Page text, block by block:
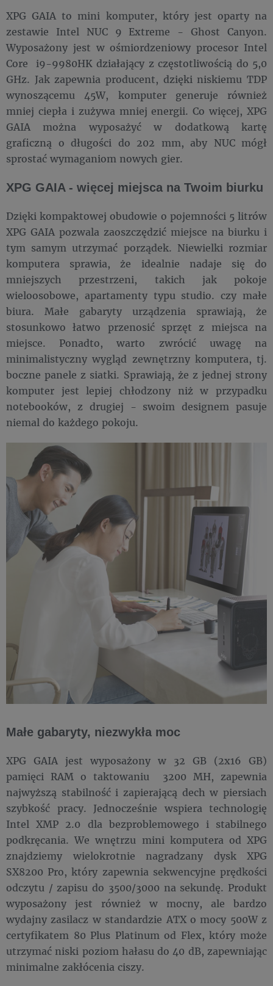
XPG GAIA to mini komputer, który jest oparty na
zestawie Intel NUC 9 Extreme - Ghost Canyon.
Wyposażony jest w ośmiordzeniowy procesor Intel
Core i9-9980HK działający z częstotliwością do 5,0
GHz. Jak zapewnia producent, dzięki niskiemu TDP
wynoszącemu 45W, komputer generuje również
mniej ciepła i zużywa mniej energii. Co więcej, XPG
GAIA można wyposażyć w dodatkową kartę
graficzną o długości do 202 mm, aby NUC mógł
sprostać wymaganiom nowych gier.
XPG GAIA - więcej miejsca na Twoim biurku
Dzięki kompaktowej obudowie o pojemności 5 litrów
XPG GAIA pozwala zaoszczędzić miejsce na biurku i
tym samym utrzymać porządek. Niewielki rozmiar
komputera sprawia, że idealnie nadaje się do
mniejszych przestrzeni, takich jak pokoje
wieloosobowe, apartamenty typu studio. czy małe
biura. Małe gabaryty urządzenia sprawiają, że
stosunkowo łatwo przenosić sprzęt z miejsca na
miejsce. Ponadto, warto zwrócić uwagę na
minimalistyczny wygląd zewnętrzny komputera, tj.
boczne panele z siatki. Sprawiają, że z jednej strony
komputer jest lepiej chłodzony niż w przypadku
notebooków, z drugiej - swoim designem pasuje
niemal do każdego pokoju.
Małe gabaryty, niezwykła moc
XPG GAIA jest wyposażony w 32 GB (2x16 GB)
pamięci RAM o taktowaniu 3200 MH, zapewnia
najwyższą stabilność i zapierającą dech w piersiach
szybkość pracy. Jednocześnie wspiera technologię
Intel XMP 2.0 dla bezproblemowego i stabilnego
podkręcania. We wnętrzu mini komputera od XPG
znajdziemy wielokrotnie nagradzany dysk XPG
SX8200 Pro, który zapewnia sekwencyjne prędkości
odczytu / zapisu do 3500/3000 na sekundę. Produkt
wyposażony jest również w mocny, ale bardzo
wydajny zasilacz w standardzie ATX o mocy 500W z
certyfikatem 80 Plus Platinum od Flex, który może
utrzymać niski poziom hałasu do 40 dB, zapewniając
minimalne zakłócenia ciszy.